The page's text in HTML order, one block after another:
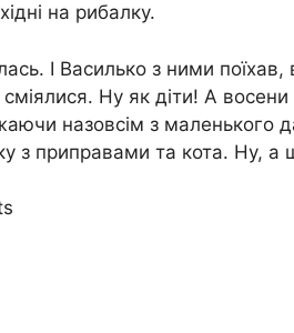
на рибалку.
І Василько з ними
Ну як діти! А
назовсім з маленького
з приправами та кота. Ну,